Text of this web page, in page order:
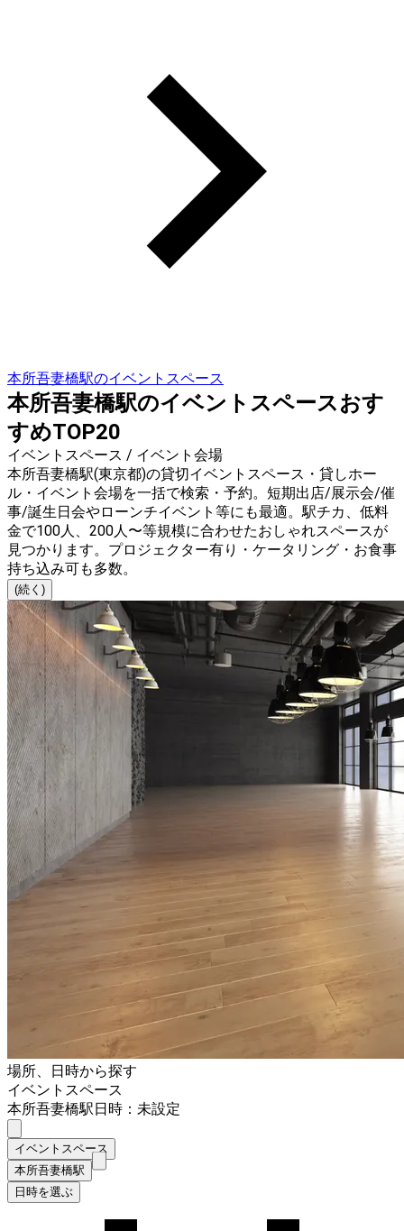
本所吾妻橋駅のイベントスペース
本所吾妻橋駅のイベントスペースおす
すめTOP20
イベントスペース / イベント会場
本所吾妻橋駅(東京都)の貸切イベントスペース・貸しホー
ル・イベント会場を一括で検索・予約。短期出店/展示会/催
事/誕生日会やローンチイベント等にも最適。駅チカ、低料
金で100人、200人〜等規模に合わせたおしゃれスペースが
見つかります。プロジェクター有り・ケータリング・お食事
持ち込み可も多数。
(続く)
場所、日時から探す
イベントスペース
本所吾妻橋駅日時：未設定
イベントスペース
本所吾妻橋駅
日時を選ぶ